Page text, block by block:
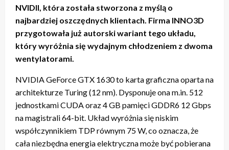
NVIDII, która została stworzona z myślą o
najbardziej oszczędnych klientach. Firma INNO3D
przygotowała już autorski wariant tego układu,
który wyróżnia się wydajnym chłodzeniem z dwoma
wentylatorami.
NVIDIA GeForce GTX 1630 to karta graficzna oparta na
architekturze Turing (12 nm). Dysponuje ona m.in. 512
jednostkami CUDA oraz 4 GB pamięci GDDR6 12 Gbps
na magistrali 64-bit. Układ wyróżnia się niskim
współczynnikiem TDP równym 75 W, co oznacza, że
cała niezbędna energia elektryczna może być pobierana